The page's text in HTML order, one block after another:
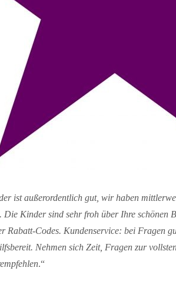
ist außerordentlich gut, wir haben
Die Kinder sind sehr froh über Ihre schönen
Rabatt-Codes. Kundenservice: bei Fragen
Nehmen sich Zeit, Fragen zur
.“